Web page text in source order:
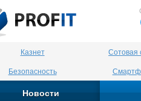
Казнет Сотовая
Безопасность
Новости